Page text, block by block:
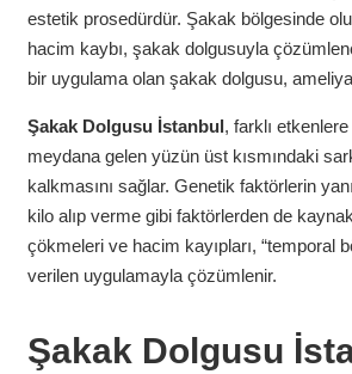
estetik prosedürdür. Şakak bölgesinde
hacim kaybı, şakak dolgusuyla
bir uygulama olan şakak dolgusu,
Şakak Dolgusu İstanbul, farklı
meydana gelen yüzün üst kısmındaki
kalkmasını sağlar. Genetik faktörlerin
kilo alıp verme gibi faktörlerden de
çökmeleri ve hacim kayıpları, “temporal
verilen uygulamayla çözümlenir.
Şakak Dolgusu